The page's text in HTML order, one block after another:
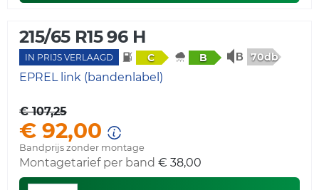
215/65 R15 96 H
IN PRIJS VERLAAGD C B 70db
EPREL link (bandenlabel)
€ 107,25
€ 92,00
Bandprijs zonder montage
Montagetarief per band € 38,00